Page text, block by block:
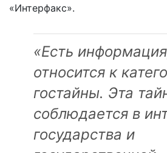
«Интерфакс».
«Есть
относится к
гостайны. Эта
соблюдается в
государства и